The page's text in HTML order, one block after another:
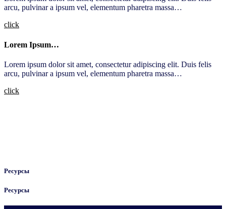
arcu, pulvinar a ipsum vel, elementum pharetra massa…
click
Lorem Ipsum…
Lorem ipsum dolor sit amet, consectetur adipiscing elit. Duis felis
arcu, pulvinar a ipsum vel, elementum pharetra massa…
click
Ресурсы
Ресурсы